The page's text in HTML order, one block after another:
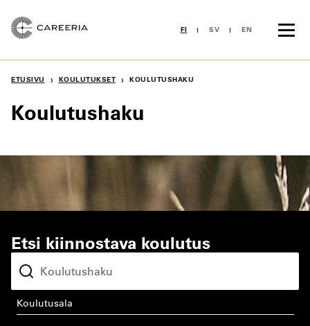
sisältöön
FI SV EN
ETUSIVU › KOULUTUKSET › KOULUTUSHAKU
Koulutushaku
Etsi kiinnostava koulutus
koulutusala